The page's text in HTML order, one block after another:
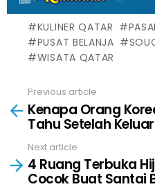
KULINER QATAR
PUSAT BELANJA
WISATA QATAR
more
Previous article
Kenapa Orang
Tahu Setelah
Next article
4 Ruang Terbuka
Cocok Buat Santai